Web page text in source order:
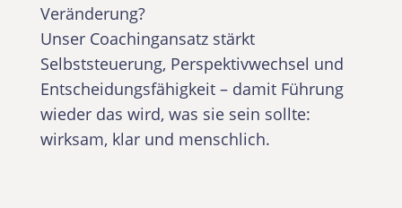
Veränderung?
Unser Coachingansatz stärkt
Selbststeuerung, Perspektivwechsel und
Entscheidungsfähigkeit – damit Führung
wieder das wird, was sie sein sollte:
wirksam, klar und menschlich.